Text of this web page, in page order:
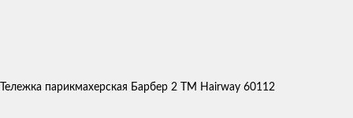
Тележка парикмахерская Барбер 2 ТМ Hairway 60112